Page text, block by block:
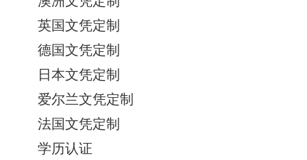
英国文凭定制
德国文凭定制
日本文凭定制
爱尔兰文凭定制
法国文凭定制
学历认证